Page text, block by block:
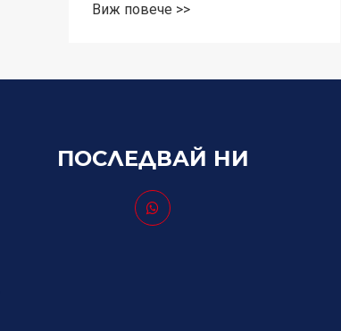
ефективността и
Виж повече >>
ПОСЛЕДВАЙ НИ